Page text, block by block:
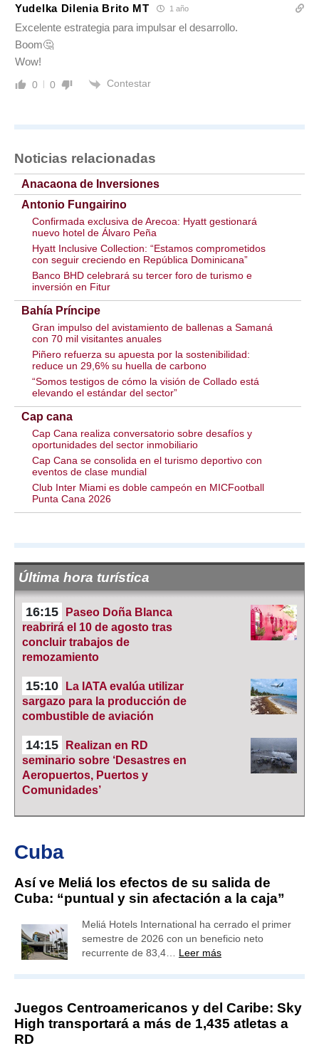
Yudelka Dilenia Brito MT 1 año
Excelente estrategia para impulsar el desarrollo.
Boom🤔
Wow!
0 0 Contestar
Noticias relacionadas
Anacaona de Inversiones
Antonio Fungairino
Confirmada exclusiva de Arecoa: Hyatt gestionará
nuevo hotel de Álvaro Peña
Hyatt Inclusive Collection: “Estamos comprometidos
con seguir creciendo en República Dominicana”
Banco BHD celebrará su tercer foro de turismo e
inversión en Fitur
Bahía Príncipe
Gran impulso del avistamiento de ballenas a Samaná
con 70 mil visitantes anuales
Piñero refuerza su apuesta por la sostenibilidad:
reduce un 29,6% su huella de carbono
“Somos testigos de cómo la visión de Collado está
elevando el estándar del sector”
Cap cana
Cap Cana realiza conversatorio sobre desafíos y
oportunidades del sector inmobiliario
Cap Cana se consolida en el turismo deportivo con
eventos de clase mundial
Club Inter Miami es doble campeón en MICFootball
Punta Cana 2026
Última hora turística
16:15
Paseo Doña Blanca
reabrirá el 10 de agosto tras
concluir trabajos de
remozamiento
15:10
La IATA evalúa utilizar
sargazo para la producción de
combustible de aviación
14:15
Realizan en RD
seminario sobre ‘Desastres en
Aeropuertos, Puertos y
Comunidades’
Cuba
Así ve Meliá los efectos de su salida de
Cuba: “puntual y sin afectación a la caja”
Meliá Hotels International ha cerrado el primer
semestre de 2026 con un beneficio neto
recurrente de 83,4… Leer más
Juegos Centroamericanos y del Caribe: Sky
High transportará a más de 1,435 atletas a
RD